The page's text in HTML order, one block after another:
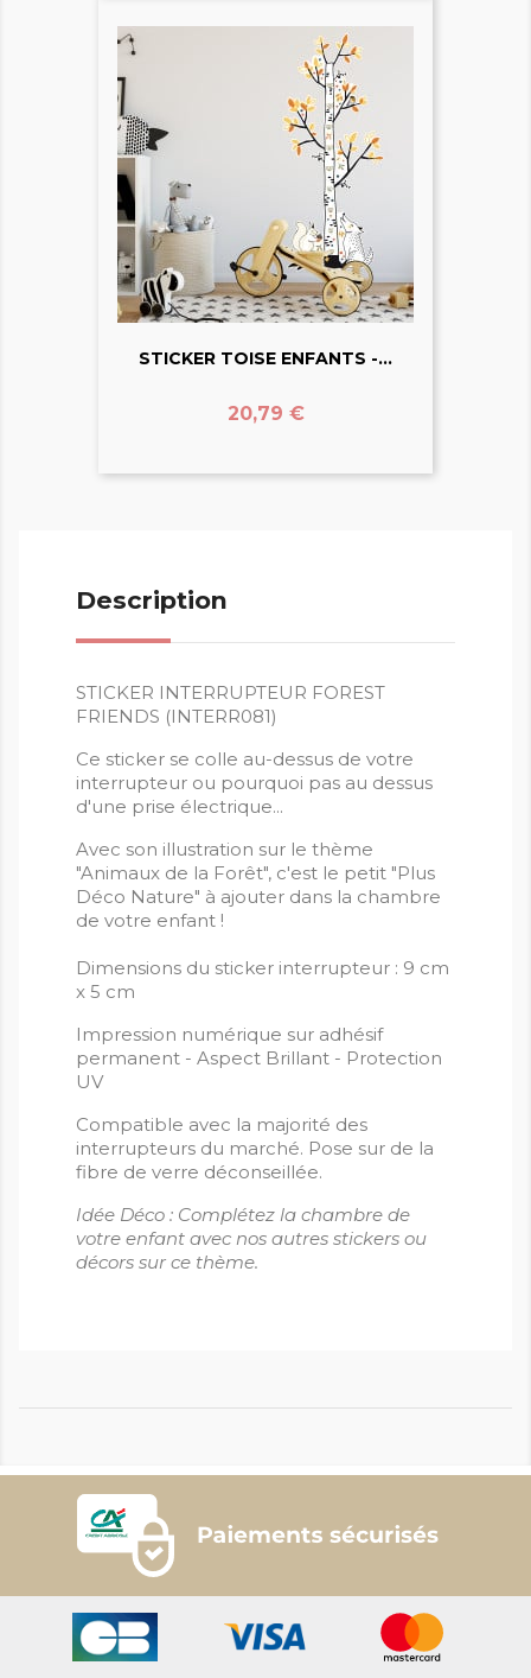
STICKER TOISE ENFANTS -...
Prix
20,79 €
Description
STICKER INTERRUPTEUR FOREST
FRIENDS (INTERR081)
Ce sticker se colle au-dessus de votre
interrupteur ou pourquoi pas au dessus
d'une prise électrique...
Avec son illustration sur le thème
"Animaux de la Forêt", c'est le petit "Plus
Déco Nature" à ajouter dans la chambre
de votre enfant !
Dimensions du sticker interrupteur : 9 cm
x 5 cm
Impression numérique sur adhésif
permanent - Aspect Brillant - Protection
UV
Compatible avec la majorité des
interrupteurs du marché. Pose sur de la
fibre de verre déconseillée.
Idée Déco : Complétez la chambre de
votre enfant avec nos autres stickers ou
décors sur ce thème.